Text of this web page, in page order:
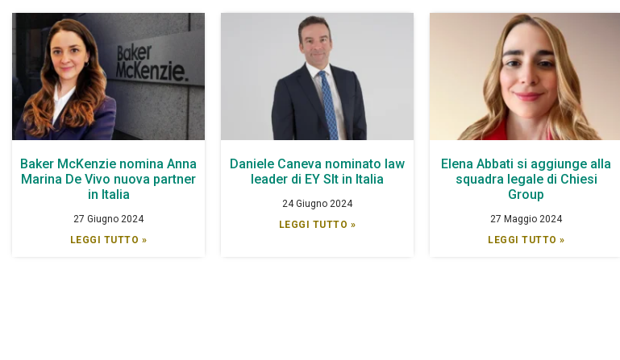
Baker McKenzie nomina Anna
Marina De Vivo nuova partner
in Italia
27 Giugno 2024
LEGGI TUTTO »
Daniele Caneva nominato law
leader di EY Slt in Italia
24 Giugno 2024
LEGGI TUTTO »
Elena Abbati si aggiunge alla
squadra legale di Chiesi
Group
27 Maggio 2024
LEGGI TUTTO »